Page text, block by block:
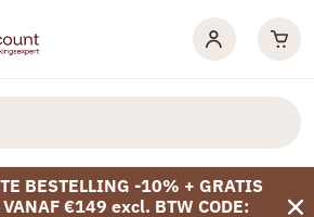
BESTELLING -10% + GRATIS
€149 excl. BTW CODE: